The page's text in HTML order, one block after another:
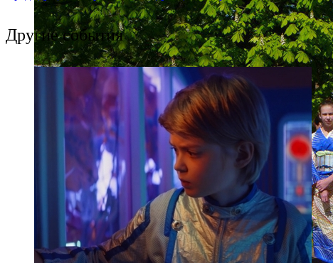
Другие события